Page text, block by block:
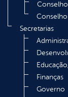
Secretarias
Finanças
Governo